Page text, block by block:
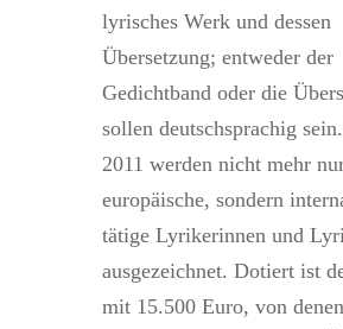
lyrisches Werk und dessen
Übersetzung; entweder der
Gedichtband oder die
sollen deutschsprachig
2011 werden nicht mehr
europäische, sondern
tätige Lyrikerinnen und
ausgezeichnet. Dotiert ist
mit 15.500 Euro, von